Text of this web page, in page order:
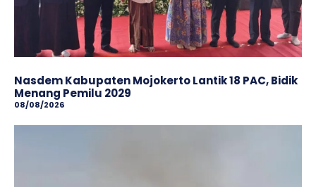
Nasdem Kabupaten Mojokerto Lantik 18 PAC, Bidik
Menang Pemilu 2029
08/08/2026